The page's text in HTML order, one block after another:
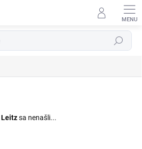
Hľadať
Leitzsa nenašli...